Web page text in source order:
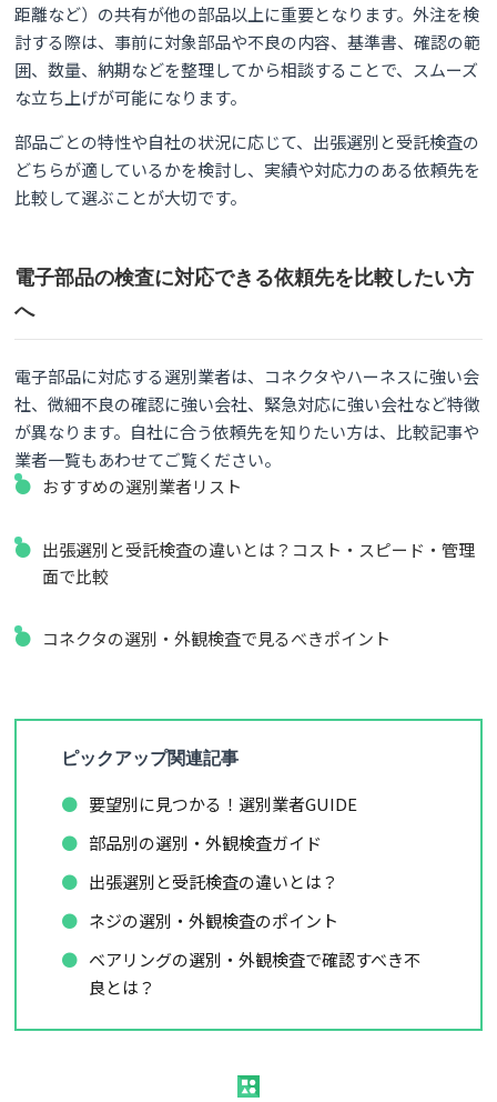
距離など）の共有が他の部品以上に重要となります。外注を検
討する際は、事前に対象部品や不良の内容、基準書、確認の範
囲、数量、納期などを整理してから相談することで、スムーズ
な立ち上げが可能になります。
部品ごとの特性や自社の状況に応じて、出張選別と受託検査の
どちらが適しているかを検討し、実績や対応力のある依頼先を
比較して選ぶことが大切です。
電子部品の検査に対応できる依頼先を比較したい方
へ
電子部品に対応する選別業者は、コネクタやハーネスに強い会
社、微細不良の確認に強い会社、緊急対応に強い会社など特徴
が異なります。自社に合う依頼先を知りたい方は、比較記事や
業者一覧もあわせてご覧ください。
おすすめの選別業者リスト
出張選別と受託検査の違いとは？コスト・スピード・管理
面で比較
コネクタの選別・外観検査で見るべきポイント
ピックアップ関連記事
要望別に見つかる！選別業者GUIDE
部品別の選別・外観検査ガイド
出張選別と受託検査の違いとは？
ネジの選別・外観検査のポイント
ベアリングの選別・外観検査で確認すべき不
良とは？